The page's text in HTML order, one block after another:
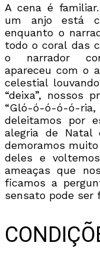
A cena é
um anjo está
enquanto o
todo o coral das
o narrador
apareceu com o
celestial
“deixa”, nossos
“Gló-ó-ó-ó-ó-
deleitamos por
alegria de Natal
demoramos
deles e
ameaças que
ficamos a
sensato pode ser